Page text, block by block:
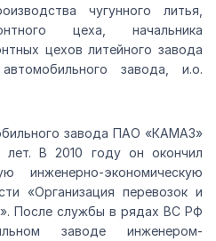
чугунного литья,
цеха, начальника
цехов литейного завода
завода, и.о.
завода ПАО «КАМАЗ»
В 2010 году он окончил
инженерно-экономическую
«Организация перевозок и
После службы в рядах ВС РФ
заводе инженером-